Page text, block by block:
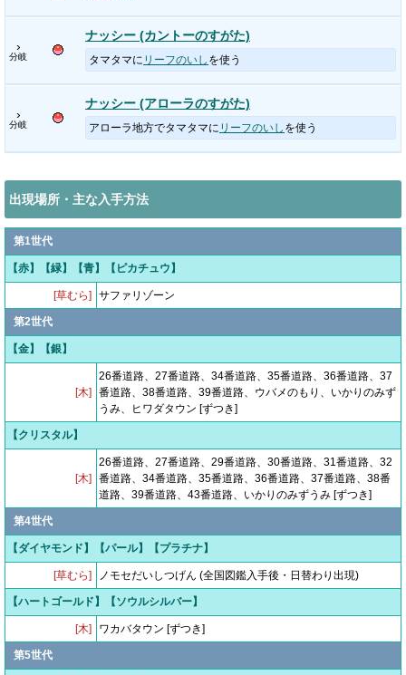
›
分岐
ナッシー (カントーのすがた)
タマタマに リーフのいし を使う
›
分岐
ナッシー (アローラのすがた)
アローラ地方でタマタマに リーフのいし を使う
出現場所・主な入手方法
第1世代
【赤】【緑】【青】【ピカチュウ】
[草むら] サファリゾーン
第2世代
【金】【銀】
[木]
26番道路、27番道路、34番道路、35番道路、36番道路、37
番道路、38番道路、39番道路、ウバメのもり、いかりのみず
うみ、ヒワダタウン [ずつき]
【クリスタル】
[木]
26番道路、27番道路、29番道路、30番道路、31番道路、32
番道路、34番道路、35番道路、36番道路、37番道路、38番
道路、39番道路、43番道路、いかりのみずうみ [ずつき]
第4世代
【ダイヤモンド】【パール】【プラチナ】
[草むら] ノモセだいしつげん (全国図鑑入手後・日替わり出現)
【ハートゴールド】【ソウルシルバー】
[木] ワカバタウン [ずつき]
第5世代